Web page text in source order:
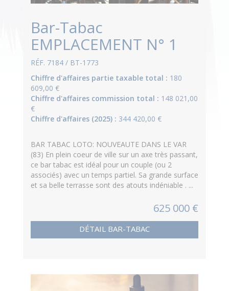
Bar-Tabac
EMPLACEMENT N° 1
RÉF. 7184 / BT-1773
Chiffre d'affaires partie taxable total : 180
609,00 €
Chiffre d'affaires commission total : 148 021,00
€
Chiffre d'affaires (2025) : 344 420,00 €
BAR TABAC LOTO: NOUVEAUTE DANS LE VAR
(83) En plein coeur de ville sur un axe très passant,
ce bar tabac est idéal pour un couple (ou 2
associés) avec un temps partiel. Sa grande surface
et sa belle terrasse sont des atouts indéniable . ...
625 000 €
DÉTAIL BAR-TABAC